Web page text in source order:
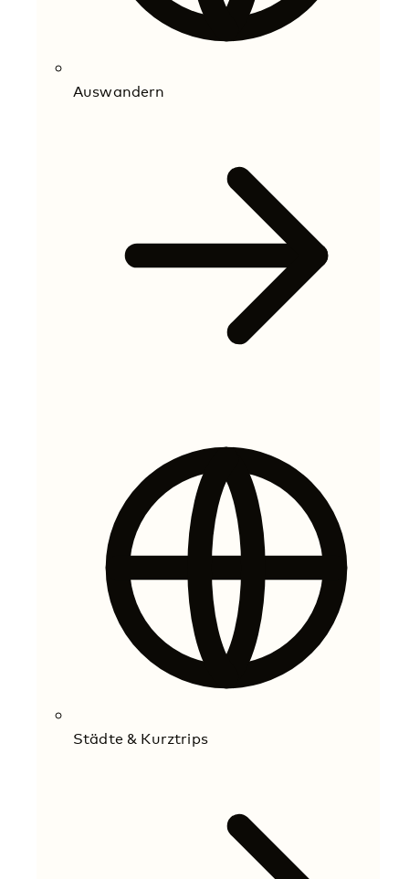
Auswandern
Städte & Kurztrips